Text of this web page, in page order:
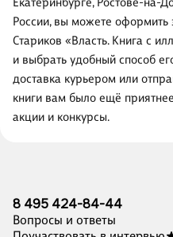
России, вы можете оформить
Стариков «Власть. Книга с
и выбрать удобный способ
доставка курьером или
книги вам было ещё
акции и конкурсы.
8 495 424-84-44
Вопросы и ответы